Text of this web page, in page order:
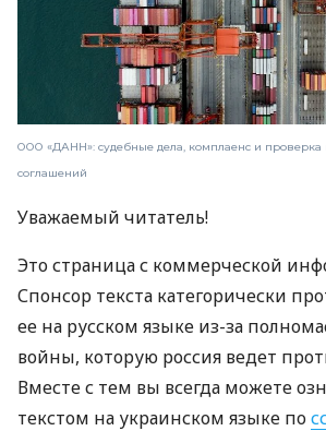
ООО «ДАНН»: судебные дела, комплаенс и
соглашений
Уважаемый читатель!
Это страница с коммерческой
Спонсор текста категорически
ее на русском языке из-за
войны, которую россия ведет
Вместе с тем вы всегда можете
текстом на украинском языке по